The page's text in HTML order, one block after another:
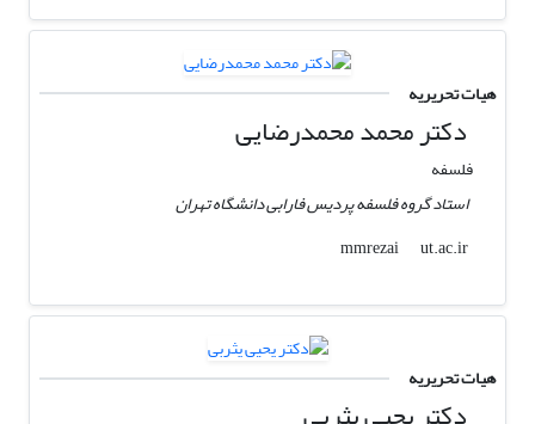
هیات تحریریه
دکتر محمد محمدرضایی
فلسفه
استاد گروه فلسفه پردیس فارابی دانشگاه تهران
mmrezai
ut.ac.ir
هیات تحریریه